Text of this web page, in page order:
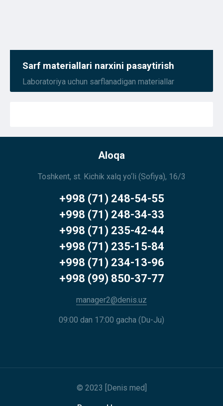
Sarf materiallari narxini pasaytirish
Laboratoriya uchun sarflanadigan materiallar
Aloqa
Toshkent, st. Kichik xalq yo‘li (Sofiya), 16/3
+998 (71) 248-54-55
+998 (71) 248-34-33
+998 (71) 235-42-44
+998 (71) 235-15-84
+998 (71) 234-13-96
+998 (99) 850-37-77
manager2@denis.uz
09:00 dan 17:00 gacha (Du-Ju)
© 2023 [Denis med]